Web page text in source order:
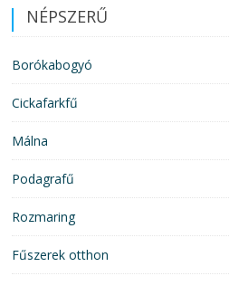
NÉPSZERŰ
Borókabogyó
Cickafarkfű
Málna
Podagrafű
Rozmaring
Fűszerek otthon